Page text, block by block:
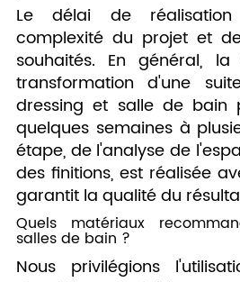
Le délai de
complexité du projet et
souhaités. En général,
transformation d'une
dressing et salle de bain
quelques semaines à
étape, de l'analyse de
des finitions, est réalisée
garantit la qualité du
Quels matériaux
salles de bain ?
Nous privilégions